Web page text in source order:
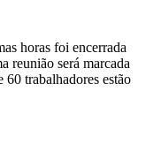
horas foi encerrada
reunião será marcada
60 trabalhadores estão